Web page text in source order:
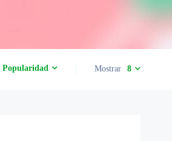
Popularidad Mostrar 8